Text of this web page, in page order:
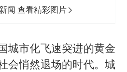
闻 查看精彩图片
城市化飞速突进的黄金
会悄然退场的时代。城